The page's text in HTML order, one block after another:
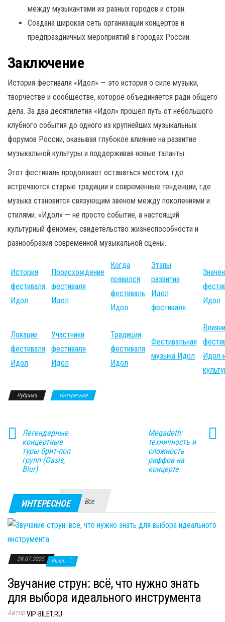
между музыкантами из разных городов и стран.
Создана широкая сеть организации концертов и
предпраздничных мероприятий в городах России.
Заключение
История фестиваля «Идол» — это история о силе музыки,
творчестве и сообществе, которое объединяется ради общего
дела. За два десятилетия «Идол» прошёл путь от небольшого
клубного события до одного из крупнейших музыкальных
форумов России, оказывая глубокое влияние на развитие
музыкальной культуры и поддерживая новые таланты.
Этот фестиваль продолжает оставаться местом, где
встречаются старые традиции и современные тенденции, где
музыка становится связующим звеном между поколениями и
стилями. «Идол» — не просто событие, а настоящий
культурный феномен, свидетельство жизнеспособности и
разнообразия современной музыкальной сцены.
История
фестиваля
Идол
Происхождение
фестиваля
Идол
Когда
появился
фестиваль
Идол
Этапы
развития
Идол
фестиваля
Идол
Локации
фестиваля
Идол
Участники
фестиваля
Идол
Традиции
фестиваля
Идол
Фестивальная
музыка Идол
Идол
Рубрика Интересное
Легендарные
концертные
туры брит-поп
групп (Oasis,
Blur)
Megadeth:
техничность и
сложность
риффов на
концерте
ИНТЕРЕСНОЕ Все
29.07.2025 Выкл.
Звучание струн: всё, что нужно знать
для выбора идеального инструмента
АвторVIP-BILET.RU